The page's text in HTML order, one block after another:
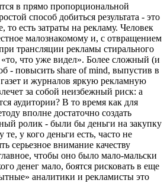
в прямо пропорциональной
способ добиться результата - это
то есть затраты на рекламу. Человек
малознакомому и, с отвращением
трансляции рекламы стирального
что уже видел». Более сложный (и
- повысить share of mind, выпустив в
и журналов яркую рекламную
за собой неизбежный риск: а
аудитории? В то время как для
вполне достаточно создать
ролик - были бы деньги на закупку
у кого деньги есть, часто не
серьезное внимание качеству
чтобы оно было мало-мальски
денег мало, боятся рисковать в еще
аналитики и рекламисты это